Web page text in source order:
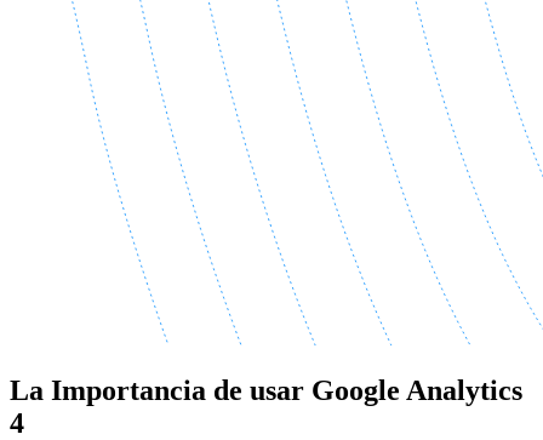
La Importancia de usar Google Analytics
4